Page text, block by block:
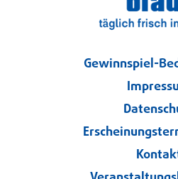
Gewinnspiel-